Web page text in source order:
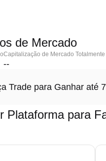
de Mercado
Capitalização de Mercado
--
Trade para Ganhar até
Plataforma para